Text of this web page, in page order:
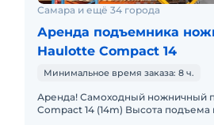
Самара и ещё 34 города
Аренда подъемника
Haulotte Compact 14
Минимальное время заказа: 8 ч.
Аренда! Самоходный ножничный
Compact 14 (14m) Высота подъема